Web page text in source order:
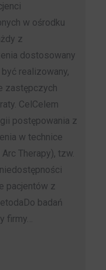
w ośrodku
z
dostosowany
realizowany,
zastępczych
CelCelem
postępowania z
w technice
Therapy), tzw.
pacjentów z
badań
firmy…